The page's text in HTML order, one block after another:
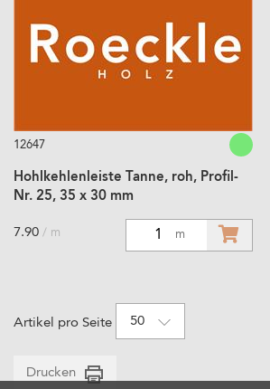
12647
Hohlkehlenleiste Tanne, roh, Profil-
Nr. 25, 35 x 30 mm
m
7.90 / m
Artikel pro Seite 50
Drucken